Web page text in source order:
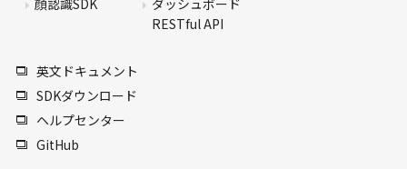
顔認識SDK
ダッシュボード
RESTful API
英文ドキュメント
SDKダウンロード
ヘルプセンター
GitHub